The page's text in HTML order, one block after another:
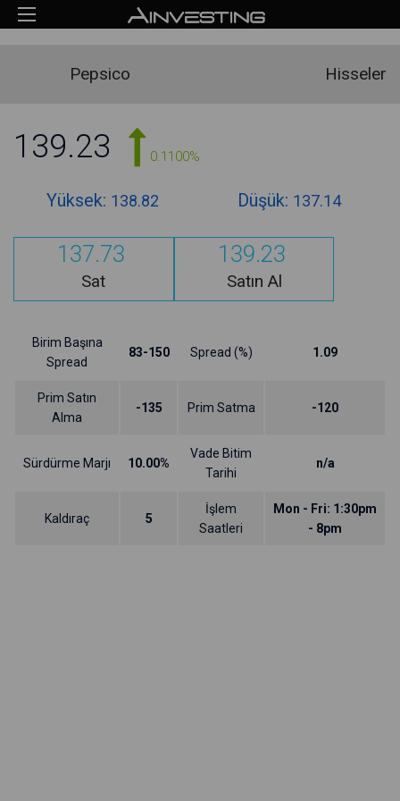
Pepsico Hisseler
139.23 0.1100%
Yüksek: 138.82 Düşük: 137.14
137.73
Sat
139.23
Satın Al
Birim Başına
Spread
83-150 Spread (%) 1.09
Prim Satın
Alma
-135 Prim Satma -120
Sürdürme Marjı 10.00%
Vade Bitim
Tarihi
n/a
Kaldıraç 5
İşlem
Saatleri
Mon - Fri: 1:30pm
- 8pm